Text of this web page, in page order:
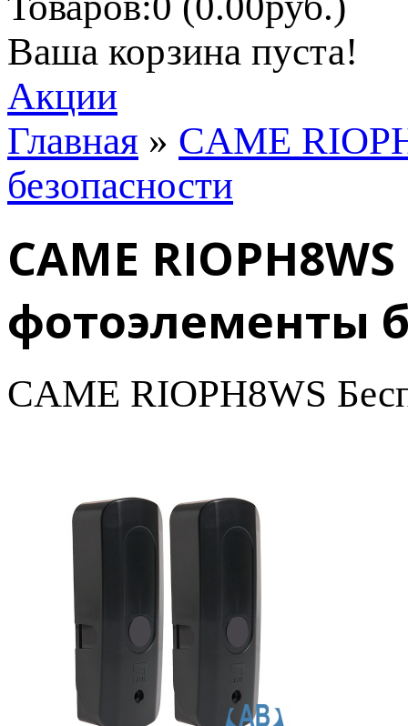
Ваша корзина пуста!
Акции
Главная » CAME
безопасности
CAME
фотоэлементы
CAME RIOPH8WS